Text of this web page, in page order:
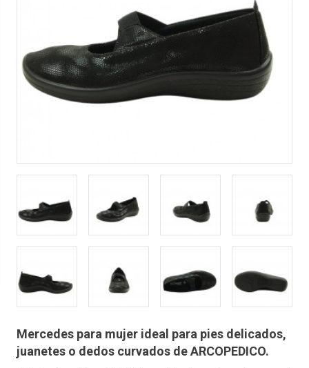
Mercedes para mujer ideal para pies delicados,
juanetes o dedos curvados de ARCOPEDICO.